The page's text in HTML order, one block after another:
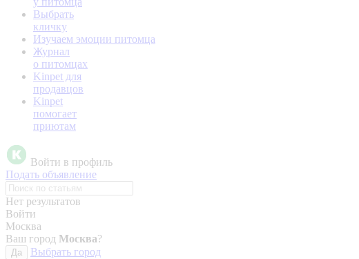
Выбрать
кличку
Изучаем эмоции питомца
Журнал
о питомцах
Kinpet для
продавцов
Kinpet
помогает
приютам
Войти в профиль
Подать объявление
Нет результатов
Войти
Москва
Ваш город Москва?
Да
Выбрать город